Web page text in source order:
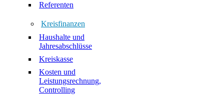
Referenten
Kreisfinanzen
Haushalte und
Jahresabschlüsse
Kreiskasse
Kosten und
Leistungsrechnung,
Controlling